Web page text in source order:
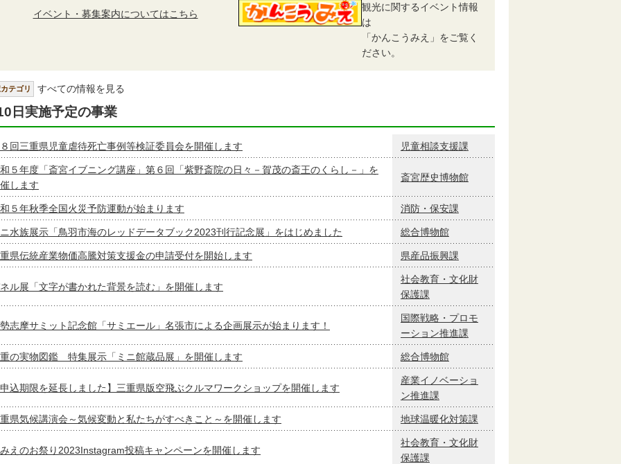
イベント・募集案内についてはこちら
観光に関するイベント情報
は
「かんこうみえ」をご覧く
ださい。
テゴリ すべての情報を見る
日実施予定の事業
回三重県児童虐待死亡事例等検証委員会を開催します 児童相談支援課
５年度「斎宮イブニング講座」第６回「紫野斎院の日々－賀茂の斎王のくらし－」を
します
斎宮歴史博物館
５年秋季全国火災予防運動が始まります 消防・保安課
ニ水族展示「鳥羽市海のレッドデータブック2023刊行記念展」をはじめました 総合博物館
県伝統産業物価高騰対策支援金の申請受付を開始します 県産品振興課
ル展「文字が書かれた背景を読む」を開催します
社会教育・文化財
保護課
志摩サミット記念館「サミエール」名張市による企画展示が始まります！
国際戦略・プロモ
ーション推進課
の実物図鑑 特集展示「ミニ館蔵品展」を開催します 総合博物館
申込期限を延長しました】三重県版空飛ぶクルマワークショップを開催します
産業イノベーショ
ン推進課
県気候講演会～気候変動と私たちがすべきこと～を開催します 地球温暖化対策課
みえのお祭り2023Instagram投稿キャンペーンを開催します
社会教育・文化財
保護課